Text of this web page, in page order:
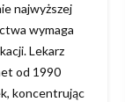
najwyższej
wymaga
Lekarz
od 1990
koncentrując